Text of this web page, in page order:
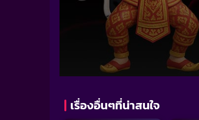
เรื่องอื่นๆที่น่าสนใจ